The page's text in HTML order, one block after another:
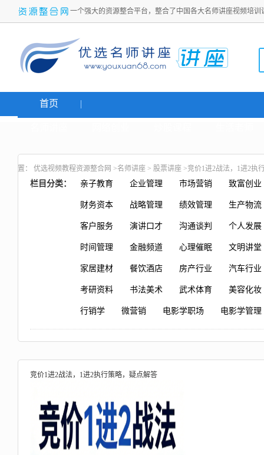
一个强大的资源整合平台，整合了中国各大名师讲座视频培
首页
置： 优选视频教程资源整合网 >名师讲座 > 股票讲座 >竞价1进2战法，1进2执
栏目分类： 亲子教育 企业管理 市场营销 致富创业
财务资本 战略管理 绩效管理 生产物流
客户服务 演讲口才 沟通谈判 个人发展
时间管理 金融频道 心理催眠 文明讲堂
家居建材 餐饮酒店 房产行业 汽车行业
考研资料 书法美术 武术体育 美容化妆
行销学 微营销 电影学职场 电影学管理
竞价1进2战法，1进2执行策略，疑点解答